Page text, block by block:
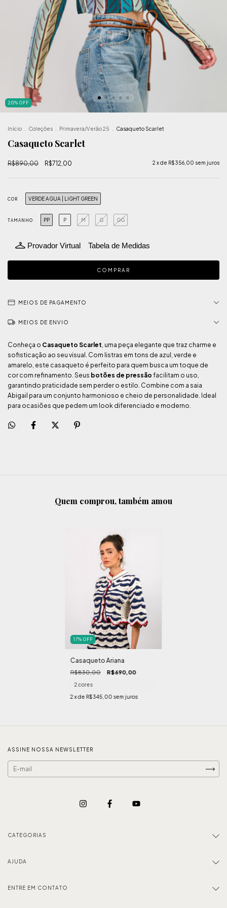
20% OFF
Início Coleções Primavera/Verão 25 Casaqueto Scarlet
Casaqueto Scarlet
R$890,00 R$712,00 2 x de R$356,00 sem juros
COR VERDE AGUA | LIGHT GREEN
TAMANHO PP P M G GG
Provador Virtual Tabela de Medidas
MEIOS DE PAGAMENTO
MEIOS DE ENVIO
Conheça o Casaqueto Scarlet, uma peça elegante que traz charme e
sofisticação ao seu visual. Com listras em tons de azul, verde e
amarelo, este casaqueto é perfeito para quem busca um toque de
cor com refinamento. Seus botões de pressão facilitam o uso,
garantindo praticidade sem perder o estilo. Combine com a saia
Abigail para um conjunto harmonioso e cheio de personalidade. Ideal
para ocasiões que pedem um look diferenciado e moderno.
Quem comprou, também amou
17% OFF
Casaqueto Ariana
R$830,00 R$690,00
2 cores
2 x de R$345,00 sem juros
ASSINE NOSSA NEWSLETTER
CATEGORIAS
AJUDA
ENTRE EM CONTATO